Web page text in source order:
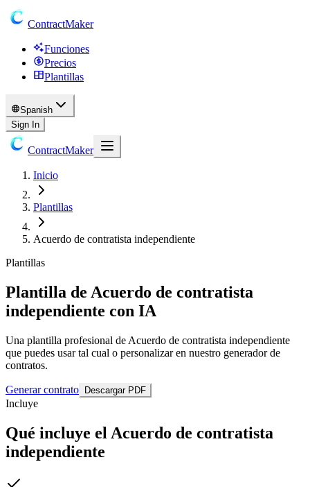
ContractMaker
Funciones
Precios
Plantillas
Spanish
Sign In
ContractMaker
Inicio
Plantillas
Acuerdo de contratista independiente
Plantillas
Plantilla de Acuerdo de contratista
independiente con IA
Una plantilla profesional de Acuerdo de contratista independiente
que puedes usar tal cual o personalizar en nuestro generador de
contratos.
Generar contrato Descargar PDF
Incluye
Qué incluye el Acuerdo de contratista
independiente